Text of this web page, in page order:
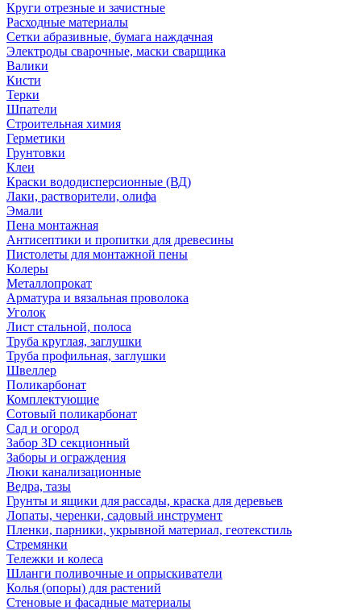
Круги отрезные и зачистные
Расходные материалы
Сетки абразивные, бумага наждачная
Электроды сварочные, маски сварщика
Валики
Кисти
Терки
Шпатели
Строительная химия
Герметики
Грунтовки
Клеи
Краски вододисперсионные (ВД)
Лаки, растворители, олифа
Эмали
Пена монтажная
Антисептики и пропитки для древесины
Пистолеты для монтажной пены
Колеры
Металлопрокат
Арматура и вязальная проволока
Уголок
Лист стальной, полоса
Труба круглая, заглушки
Труба профильная, заглушки
Швеллер
Поликарбонат
Комплектующие
Сотовый поликарбонат
Сад и огород
Забор 3D секционный
Заборы и ограждения
Люки канализационные
Ведра, тазы
Грунты и ящики для рассады, краска для деревьев
Лопаты, черенки, садовый инструмент
Пленки, парники, укрывной материал, геотекстиль
Стремянки
Тележки и колеса
Шланги поливочные и опрыскиватели
Колья (опоры) для растений
Стеновые и фасадные материалы